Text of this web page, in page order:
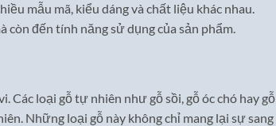
mẫu mã, kiểu dáng và chất liệu khác nhau.
đến tính năng sử dụng của sản phẩm.
Các loại gỗ tự nhiên như gỗ sồi, gỗ óc chó hay gỗ
Những loại gỗ này không chỉ mang lại sự sang